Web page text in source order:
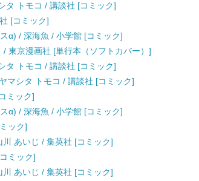
タ トモコ / 講談社 [コミック]
[コミック]
α) / 深海魚 / 小学館 [コミック]
東京漫画社 [単行本（ソフトカバー）]
タ トモコ / 講談社 [コミック]
マシタ トモコ / 講談社 [コミック]
ミック]
α) / 深海魚 / 小学館 [コミック]
ック]
あいじ / 集英社 [コミック]
ミック]
あいじ / 集英社 [コミック]